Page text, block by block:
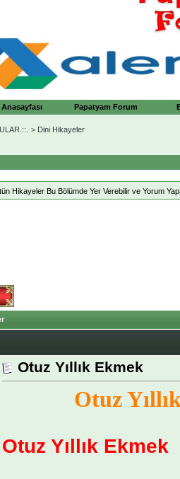
Papatyam Forum
> Dini Hikayeler
Hikayeler Bu Bölümde Yer Verebilir ve Yorum
Otuz Yıllık Ekmek
Otuz
Otuz Yıllık Ekmek